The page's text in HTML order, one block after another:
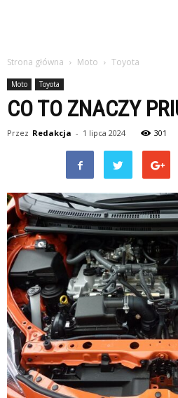
Strona główna Moto Toyota
Moto Toyota
CO TO ZNACZY
Przez Redakcja - 1 lipca 2024 301